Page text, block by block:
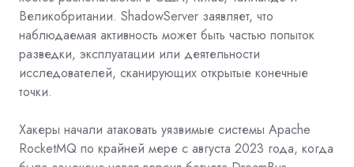
Великобритании. ShadowServer заявляет, что
наблюдаемая активность может быть частью попыток
разведки, эксплуатации или деятельности
исследователей, сканирующих открытые конечные
точки.
Хакеры начали атаковать уязвимые системы Apache
RocketMQ по крайней мере с августа 2023 года, когда